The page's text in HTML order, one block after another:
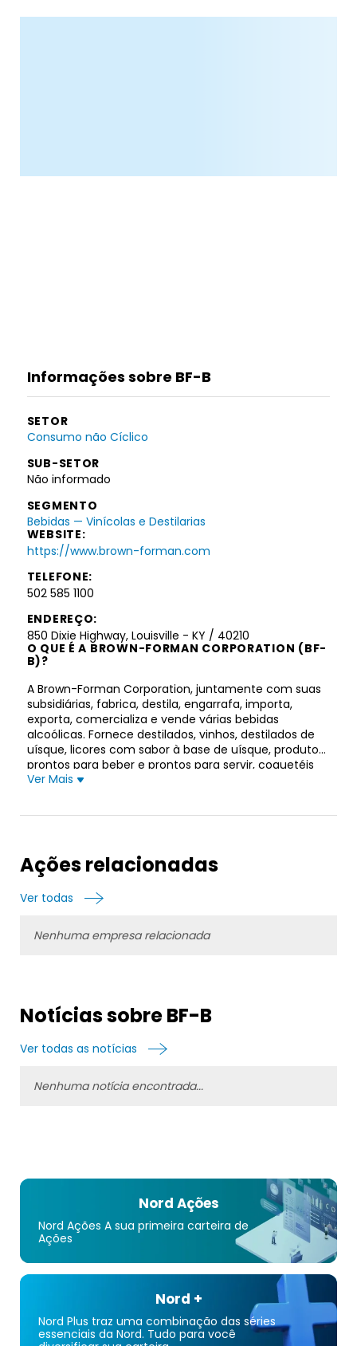
Informações sobre BF-B
SETOR
Consumo não Cíclico
SUB-SETOR
Não informado
SEGMENTO
Bebidas — Vinícolas e Destilarias
WEBSITE:
https://www.brown-forman.com
TELEFONE:
502 585 1100
ENDEREÇO:
850 Dixie Highway, Louisville - KY / 40210
O QUE É A BROWN-FORMAN CORPORATION (BF-
B)?
A Brown-Forman Corporation, juntamente com suas
subsidiárias, fabrica, destila, engarrafa, importa,
exporta, comercializa e vende várias bebidas
alcoólicas. Fornece destilados, vinhos, destilados de
uísque, licores com sabor à base de uísque, produtos
prontos para beber e prontos para servir, coquetéis
prontos para beber, vodcas, tequilas, champanhes,
Sonoma-Cutrer, Finlandia, GlenDronach, Benriach,
Glenglassaugh, Chambord, Slane e Fords Gin marcas.
uísque a granel e vinho; e prestação de serviços de
clientes de varejo e consumidores por meio de
distribuidores ou governos estaduais; e varejistas,
empresa foi fundada em 1870 e está sediada em
Louisville, Kentucky.
Ver Mais
Ações relacionadas
Ver todas
Nenhuma empresa relacionada
Notícias sobre BF-B
Ver todas as notícias
Nenhuma notícia encontrada...
Nord Ações
Nord Ações A sua primeira carteira de
Ações
Nord +
Nord Plus traz uma combinação das séries
essenciais da Nord. Tudo para você